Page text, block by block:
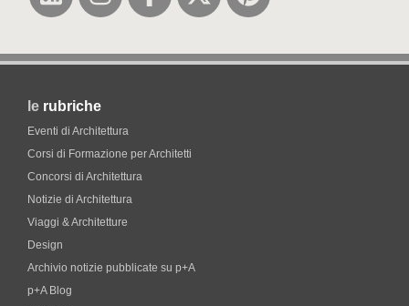
le rubriche
Eventi di Architettura
Corsi di Formazione per Architetti
Concorsi di Architettura
Notizie di Architettura
Viaggi & Architetture
Design
Archivio notizie pubblicate su p+A
p+A Blog